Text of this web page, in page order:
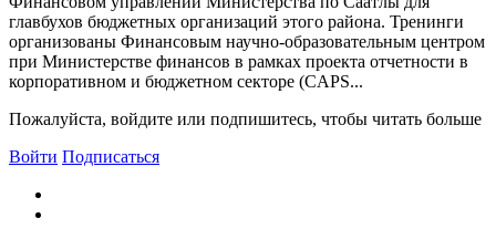
главбухов бюджетных организаций этого района. Тренинги
организованы Финансовым научно-образовательным центром
при Министерстве финансов в рамках проекта отчетности в
корпоративном и бюджетном секторе (CAPS...
Пожалуйста, войдите или подпишитесь, чтобы читать больше
Войти Подписаться